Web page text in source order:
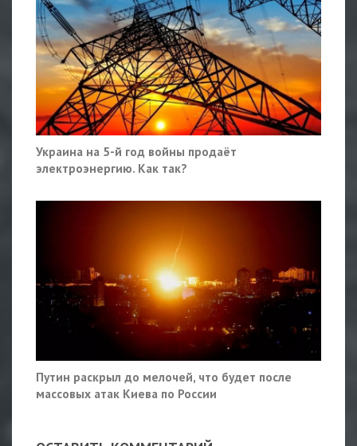
Украина на 5-й год войны продаёт
электроэнергию. Как так?
Путин раскрыл до мелочей, что будет после
массовых атак Киева по России